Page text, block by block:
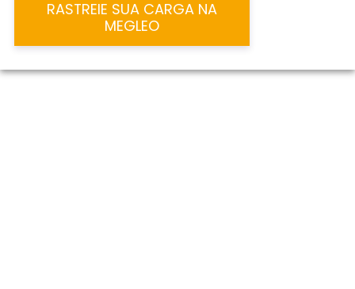
RASTREIE SUA CARGA NA
MEGLEO